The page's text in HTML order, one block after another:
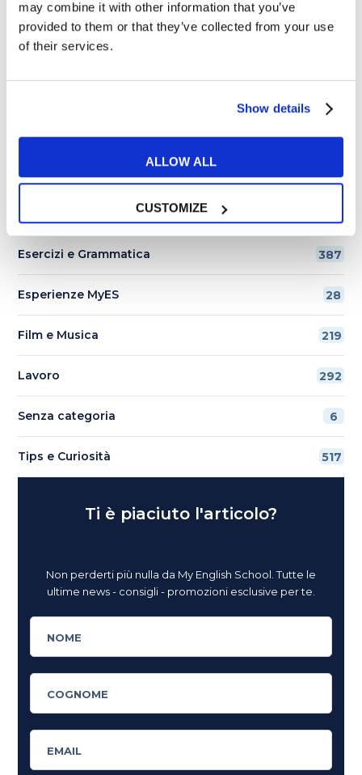
may combine it with other information that you’ve
provided to them or that they’ve collected from your use
of their services.
Show details
ALLOW ALL
CUSTOMIZE
Come imparare le parti del corpo in inglese?
Esercizi e Grammatica 387
Esperienze MyES 28
Film e Musica 219
Lavoro 292
Senza categoria 6
Tips e Curiosità 517
Ti è piaciuto l'articolo?
Non perderti più nulla da My English School. Tutte le
ultime news - consigli - promozioni esclusive per te.